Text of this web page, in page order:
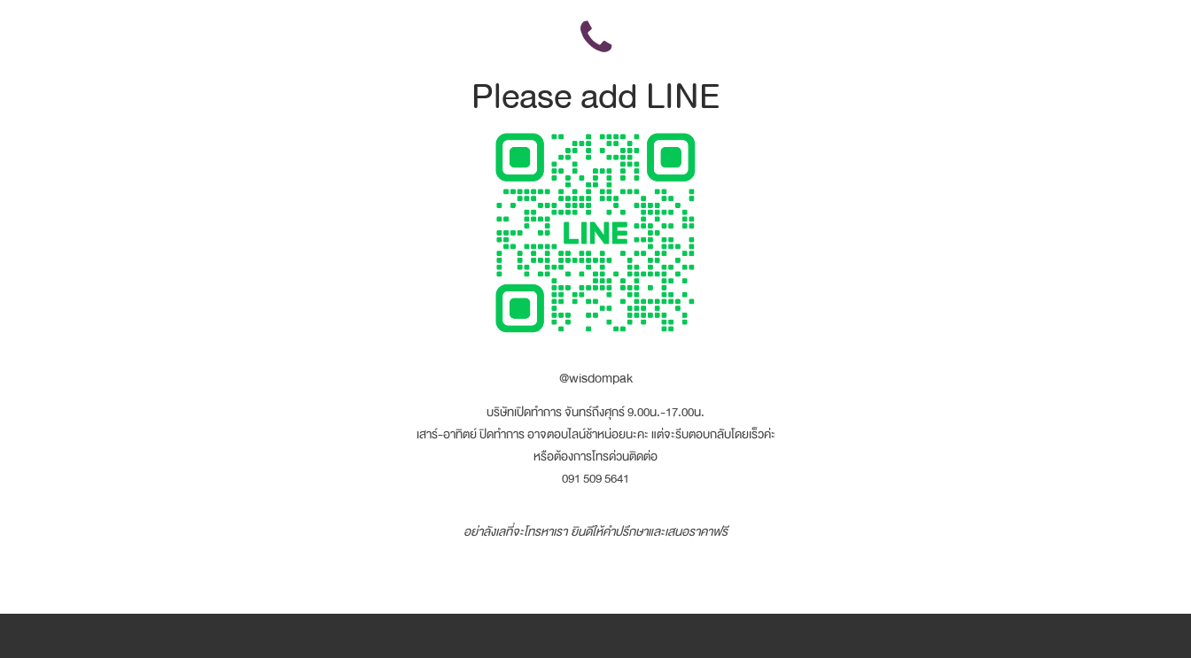
Please add LINE
@wisdompak
บริษัทเปิดทำการ จันทร์ถึงศุกร์ 9.00น.-17.00น.
เสาร์-อาทิตย์ ปิดทำการ อาจตอบไลน์ช้าหน่อยนะคะ แต่จะรีบตอบกลับโดยเร็วค่ะ
หรือต้องการโทรด่วนติดต่อ
091 509 5641
อย่าลังเลที่จะโทรหาเรา ยินดีให้คำปรึกษาและเสนอราคาฟรี